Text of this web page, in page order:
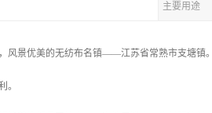
主要用途
风景优美的无纺布名镇——江苏省常熟市支塘镇
。